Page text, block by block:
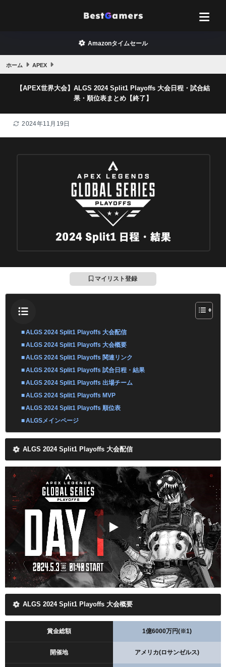
Amazonタイムセール
ホーム APEX
【APEX世界大会】ALGS 2024 Split1 Playoffs 大会日程・試合結
果・順位表まとめ【終了】
2024年11月19日
マイリスト登録
ALGS 2024 Split1 Playoffs 大会配信
ALGS 2024 Split1 Playoffs 大会概要
ALGS 2024 Split1 Playoffs 関連リンク
ALGS 2024 Split1 Playoffs 試合日程・結果
ALGS 2024 Split1 Playoffs 出場チーム
ALGS 2024 Split1 Playoffs MVP
ALGS 2024 Split1 Playoffs 順位表
ALGSメインページ
ALGS 2024 Split1 Playoffs 大会配信
ALGS 2024 Split1 Playoffs 大会概要
賞金総額 1億6000万円(※1)
開催地 アメリカ(ロサンゼルス)